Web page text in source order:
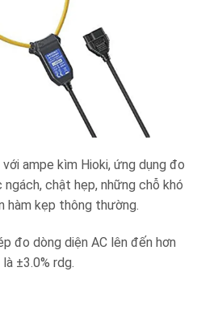
ampe kìm Hioki, ứng dụng đo
chật hẹp, những chỗ khó
hàm kẹp thông thường.
đo dòng diện AC lên đến hơn
±3.0% rdg.